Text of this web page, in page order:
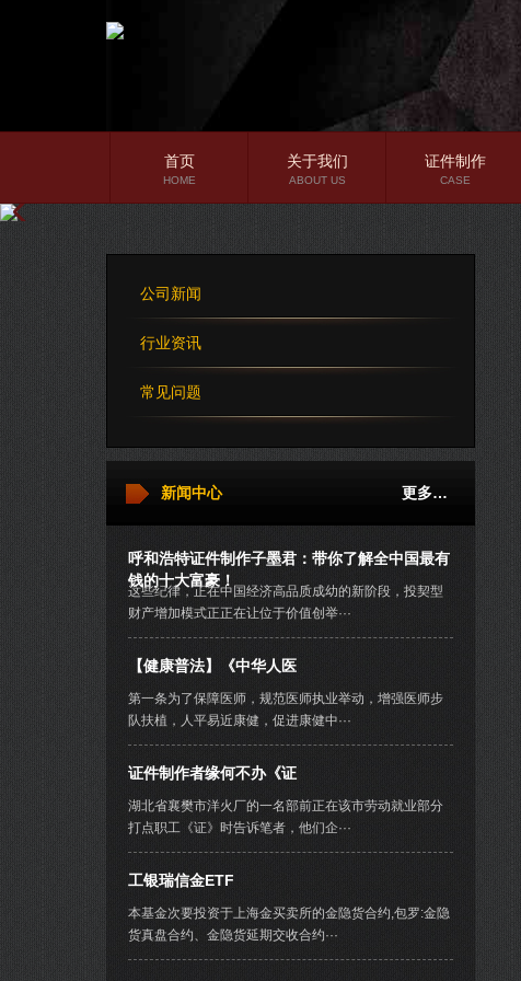
首页
HOME
关于我们
ABOUT US
证件制作
CASE
公司新闻
行业资讯
常见问题
更多…
新闻中心
呼和浩特证件制作子墨君：带你了解全中国最有
钱的十大富豪！
这些纪律，正在中国经济高品质成幼的新阶段，投契型
财产增加模式正正在让位于价值创举···
【健康普法】《中华人医
第一条为了保障医师，规范医师执业举动，增强医师步
队扶植，人平易近康健，促进康健中···
证件制作者缘何不办《证
湖北省襄樊市洋火厂的一名部前正在该市劳动就业部分
打点职工《证》时告诉笔者，他们企···
工银瑞信金ETF
本基金次要投资于上海金买卖所的金隐货合约,包罗:金隐
货真盘合约、金隐货延期交收合约···